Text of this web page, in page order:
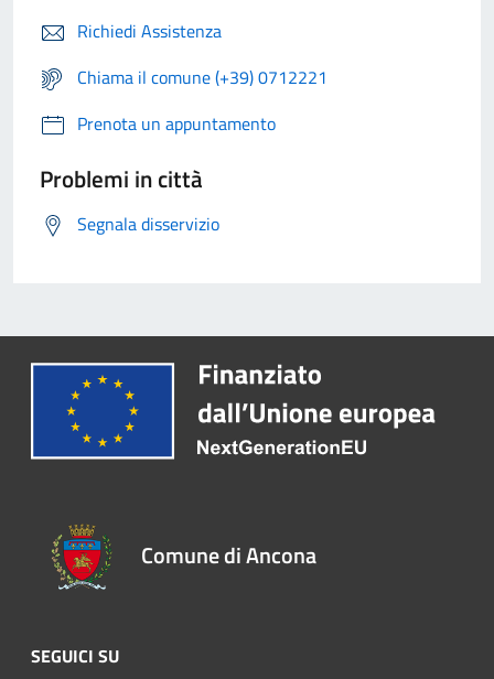
Richiedi Assistenza
Chiama il comune (+39) 0712221
Prenota un appuntamento
Problemi in città
Segnala disservizio
Comune di Ancona
SEGUICI SU